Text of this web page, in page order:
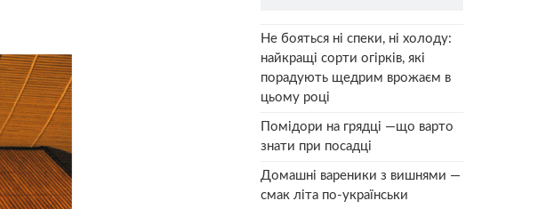
Не бояться ні спеки, ні холоду:
найкращі сорти огірків, які
порадують щедрим врожаєм в
цьому році
Помідори на грядці —що варто
знати при посадці
Домашні вареники з вишнями —
смак літа по-українськи